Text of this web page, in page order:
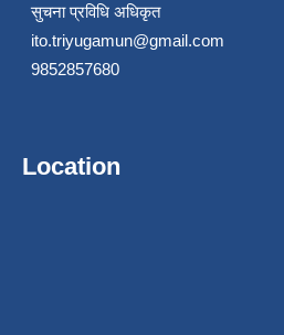
सुचना प्रविधि अधिकृत
ito.triyugamun@gmail.com
9852857680
Location